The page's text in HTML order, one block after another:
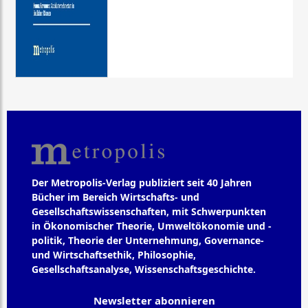
Der Metropolis-Verlag publiziert seit 40 Jahren
Bücher im Bereich Wirtschafts- und
Gesellschaftswissenschaften, mit Schwerpunkten
in Ökonomischer Theorie, Umweltökonomie und -
politik, Theorie der Unternehmung, Governance-
und Wirtschaftsethik, Philosophie,
Gesellschaftsanalyse, Wissenschaftsgeschichte.
Newsletter abonnieren